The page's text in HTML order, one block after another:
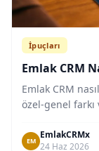
İpuçları
Emlak CRM
Emlak CRM
özel-genel
EM
EmlakCRMx
24 Haz 2026